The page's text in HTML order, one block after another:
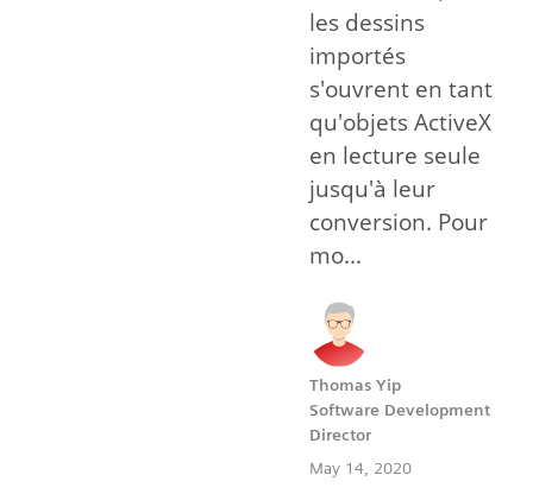
les dessins
importés
s'ouvrent en tant
qu'objets ActiveX
en lecture seule
jusqu'à leur
conversion. Pour
mo...
Thomas Yip
Software Development
Director
May 14, 2020